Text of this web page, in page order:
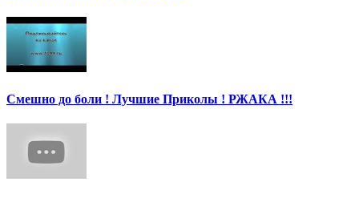
Смешно до боли ! Лучшие Приколы ! РЖАКА !!!